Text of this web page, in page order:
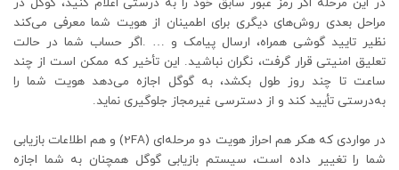
مراحل بعدی روش‌های دیگری برای اطمینان از هویت شما معرفی می‌کند
نظیر تایید گوشی همراه، ارسال پیامک و … .اگر حساب شما در حالت
تعلیق امنیتی قرار گرفت، نگران نباشید. این تأخیر که ممکن است از چند
ساعت تا چند روز طول بکشد، به گوگل اجازه می‌دهد هویت شما را
به‌درستی تأیید کند و از دسترسی غیرمجاز جلوگیری نماید.
در مواردی که هکر هم احراز هویت دو مرحله‌ای (2FA) و هم اطلاعات بازیابی
شما را تغییر داده است، سیستم بازیابی گوگل همچنان به شما اجازه